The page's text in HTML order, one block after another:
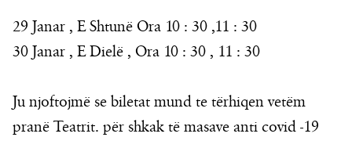
29 Janar , E Shtunë Ora 10 : 30 ,11 : 30
30 Janar , E Dielë , Ora 10 : 30 , 11 : 30
Ju njoftojmë se biletat mund te tërhiqen vetëm
pranë Teatrit. për shkak të masave anti covid -19